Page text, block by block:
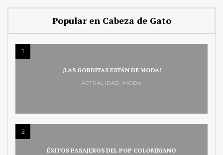
Popular en Cabeza de Gato
1
¡LAS GORDITAS ESTÁN DE MODA!
ACTUALIDAD, MODA
2
ÉXITOS PASAJEROS DEL POP COLOMBIANO